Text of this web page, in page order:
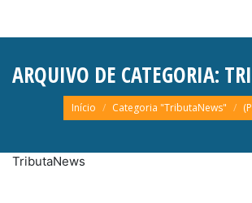
ARQUIVO DE CATEGORIA:
Você está aqui:
Início Categoria "TributaNews"
TributaNews